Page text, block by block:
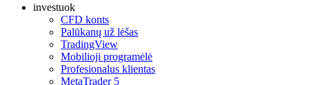
investuok
CFD konts
Palūkanų už lėšas
TradingView
Mobilioji programėlė
Profesionalus klientas
MetaTrader 5